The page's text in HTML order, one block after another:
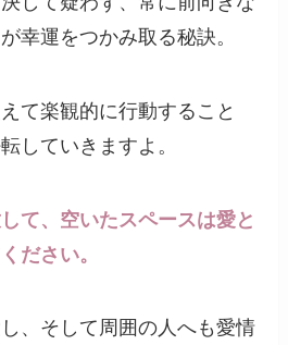
幸運をつかみ取る秘訣。
て楽観的に行動すること
していきますよ。
て、空いたスペースは愛と
ださい。
、そして周囲の人へも愛情